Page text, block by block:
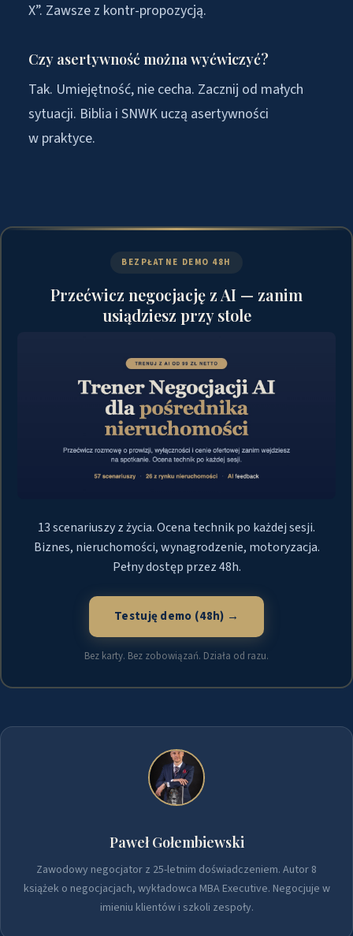
X”. Zawsze z kontr-propozycją.
Czy asertywność można wyćwiczyć?
Tak. Umiejętność, nie cecha. Zacznij od małych
sytuacji. Biblia i SNWK uczą asertywności
w praktyce.
BEZPŁATNE DEMO 48H
Przećwicz negocjację z AI — zanim
usiądziesz przy stole
13 scenariuszy z życia. Ocena technik po każdej sesji.
Biznes, nieruchomości, wynagrodzenie, motoryzacja.
Pełny dostęp przez 48h.
Testuję demo (48h) →
Bez karty. Bez zobowiązań. Działa od razu.
Paweł Gołembiewski
Zawodowy negocjator z 25-letnim doświadczeniem. Autor 8
książek o negocjacjach, wykładowca MBA Executive. Negocjuje w
imieniu klientów i szkoli zespoły.